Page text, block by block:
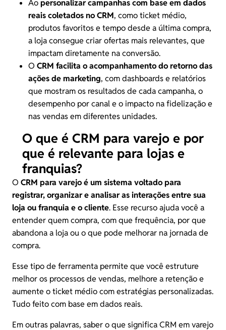
Aopersonalizar campanhas com base em dados
reais coletados no CRM, comoticket médio,
produtos favoritos e tempo desde a última compra,
a loja consegue criar ofertas mais relevantes, que
impactam diretamente na conversão.
O CRM facilita o acompanhamento do retorno das
ações de marketing, com dashboards e relatórios
que mostram os resultados de cada campanha, o
desempenho por canal e o impacto na fidelização e
nas vendas em diferentes unidades.
O que é CRM para varejo e por
que é relevante para lojas e
franquias?
O CRM para varejoé um sistema voltado para
registrar, organizar e analisar as interações entre sua
loja ou franquia e o cliente. Esse recurso ajuda você a
entender quem compra, com que frequência, por que
abandona a loja ou o que pode melhorar na jornada de
compra.
Esse tipo de ferramenta permite que você estruture
melhor os processos de vendas, melhore a retenção e
aumente o ticket médio com estratégias personalizadas.
Tudo feito com base em dados reais.
Em outras palavras, saber o que significa CRM em varejo